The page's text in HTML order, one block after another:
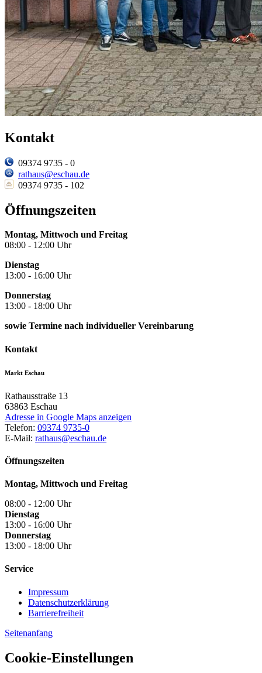
Kontakt
09374 9735 - 0
rathaus@eschau.de
09374 9735 - 102
Öffnungszeiten
Montag, Mittwoch und Freitag
08:00 - 12:00 Uhr
Dienstag
13:00 - 16:00 Uhr
Donnerstag
13:00 - 18:00 Uhr
sowie Termine nach individueller Vereinbarung
Kontakt
Markt Eschau
Rathausstraße 13
63863 Eschau
Adresse in Google Maps anzeigen
Telefon: 09374 9735-0
E-Mail: rathaus@eschau.de
Öffnungszeiten
Montag, Mittwoch und Freitag
08:00 - 12:00 Uhr
Dienstag
13:00 - 16:00 Uhr
Donnerstag
13:00 - 18:00 Uhr
Service
Impressum
Datenschutzerklärung
Barrierefreiheit
Seitenanfang
Cookie-Einstellungen